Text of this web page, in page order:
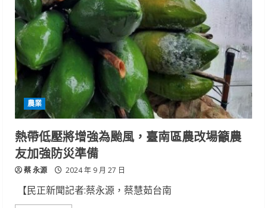
林
年
輕
廚
獎
黃
亮
首
登
啟
煙
波
早
堂
尋
「根」
旅
農業
熱帶低壓將增強為颱風，臺南區農改場籲農
友加強防災準備
蔡 永源 2024 年 9 月 27 日
【民正新聞記者:蔡永源，蔡慧茹台南